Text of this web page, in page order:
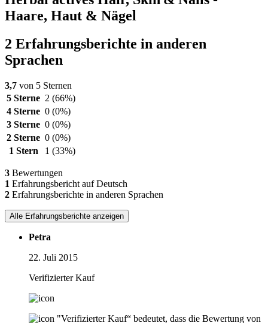
Haare, Haut & Nägel
2 Erfahrungsberichte in anderen
Sprachen
3,7 von 5 Sternen
5 Sterne 2 (66%)
4 Sterne 0 (0%)
3 Sterne 0 (0%)
2 Sterne 0 (0%)
1 Stern
1 (33%)
3 Bewertungen
1 Erfahrungsbericht auf Deutsch
2 Erfahrungsberichte in anderen Sprachen
Alle Erfahrungsberichte anzeigen
Petra
22. Juli 2015
Verifizierter Kauf
"Verifizierter Kauf“ bedeutet, dass die Bewertung von